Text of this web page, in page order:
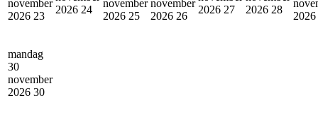
november
2026 23
2026 24
november
2026 25
november
2026 26
2026 27
2026 28
2026
mandag
30
november
2026 30